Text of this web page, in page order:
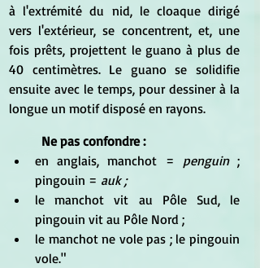
à l'extrémité du nid, le cloaque dirigé
vers l'extérieur, se concentrent, et, une
fois prêts, projettent le guano à plus de
40 centimètres. Le guano se solidifie
ensuite avec le temps, pour dessiner à la
longue un motif disposé en rayons.
Ne pas confondre :
en anglais, manchot = penguin ;
pingouin = auk ;
le manchot vit au Pôle Sud, le
pingouin vit au Pôle Nord ;
le manchot ne vole pas ; le pingouin
vole."